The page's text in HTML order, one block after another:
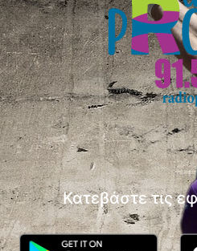
Κατεβάστε τις